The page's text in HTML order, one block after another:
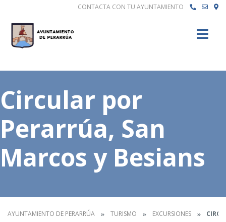
CONTACTA CON TU AYUNTAMIENTO
Circular por
Perarrúa, San
Marcos y Besians
AYUNTAMIENTO DE PERARRÚA TURISMO EXCURSIONES